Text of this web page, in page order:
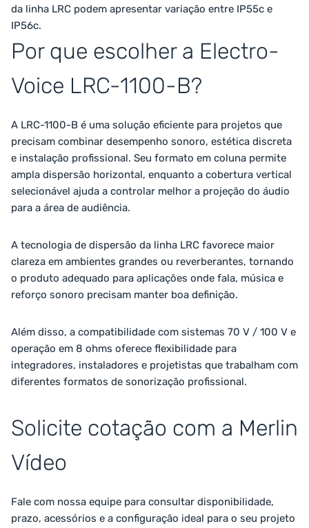
da linha LRC podem apresentar variação entre IP55c e
IP56c.
Por que escolher a Electro-
Voice LRC-1100-B?
A LRC-1100-B é uma solução eficiente para projetos que
precisam combinar desempenho sonoro, estética discreta
e instalação profissional. Seu formato em coluna permite
ampla dispersão horizontal, enquanto a cobertura vertical
selecionável ajuda a controlar melhor a projeção do áudio
para a área de audiência.
A tecnologia de dispersão da linha LRC favorece maior
clareza em ambientes grandes ou reverberantes, tornando
o produto adequado para aplicações onde fala, música e
reforço sonoro precisam manter boa definição.
Além disso, a compatibilidade com sistemas 70 V / 100 V e
operação em 8 ohms oferece flexibilidade para
integradores, instaladores e projetistas que trabalham com
diferentes formatos de sonorização profissional.
Solicite cotação com a Merlin
Vídeo
Fale com nossa equipe para consultar disponibilidade,
prazo, acessórios e a configuração ideal para o seu projeto